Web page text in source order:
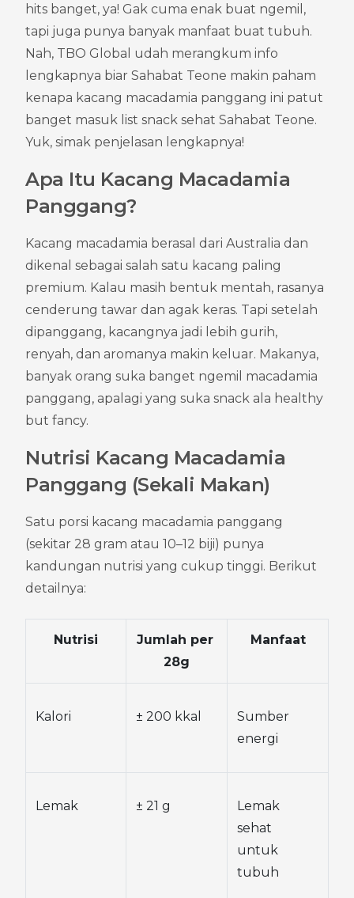
hits banget, ya! Gak cuma enak buat ngemil,
tapi juga punya banyak manfaat buat tubuh.
Nah, TBO Global udah merangkum info
lengkapnya biar Sahabat Teone makin paham
kenapa kacang macadamia panggang ini patut
banget masuk list snack sehat Sahabat Teone.
Yuk, simak penjelasan lengkapnya!
Apa Itu Kacang Macadamia
Panggang?
Kacang macadamia berasal dari Australia dan
dikenal sebagai salah satu kacang paling
premium. Kalau masih bentuk mentah, rasanya
cenderung tawar dan agak keras. Tapi setelah
dipanggang, kacangnya jadi lebih gurih,
renyah, dan aromanya makin keluar. Makanya,
banyak orang suka banget ngemil macadamia
panggang, apalagi yang suka snack ala healthy
but fancy.
Nutrisi Kacang Macadamia
Panggang (Sekali Makan)
Satu porsi kacang macadamia panggang
(sekitar 28 gram atau 10–12 biji) punya
kandungan nutrisi yang cukup tinggi. Berikut
detailnya:
Nutrisi
Jumlah per
28g
Manfaat
Kalori ± 200 kkal
Sumber
energi
Lemak ± 21 g
Lemak
sehat
untuk
tubuh